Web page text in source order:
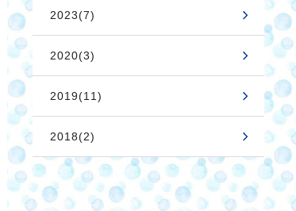
2023(7)
2020(3)
2019(11)
2018(2)